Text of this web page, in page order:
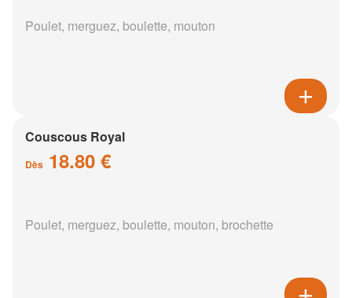
Poulet, merguez, boulette, mouton
Couscous Royal
Dès 18.80 €
Poulet, merguez, boulette, mouton, brochette